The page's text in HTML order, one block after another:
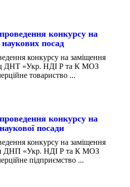
конкурсу на
посад
конкурсу на заміщення
ДНТ «Укр. НДІ Р та К МОЗ
товариство ...
конкурсу на
посади
конкурсу на заміщення
ДНП «Укр. НДІ Р та К МОЗ
підприємство ...